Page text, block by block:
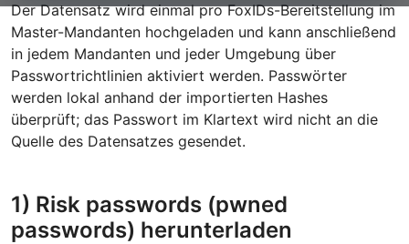
Der Datensatz wird einmal pro FoxIDs-Bereitstellung im
Master-Mandanten hochgeladen und kann anschließend
in jedem Mandanten und jeder Umgebung über
Passwortrichtlinien aktiviert werden. Passwörter
werden lokal anhand der importierten Hashes
überprüft; das Passwort im Klartext wird nicht an die
Quelle des Datensatzes gesendet.
1) Risk passwords (pwned
passwords) herunterladen